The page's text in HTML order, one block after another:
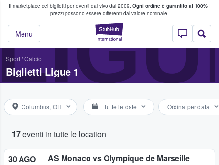
Il marketplace dei biglietti per eventi dal vivo dal 2009. Ogni ordine è garantito al 100%I
prezzi possono essere differenti dal valore nominale.
StubHub - Dove
Menu
fan comprano e vendono biglietti
Sport/Calcio
Biglietti Ligue 1
Columbus, OH Tutte le date Ordina per data
17eventi in tutte le location
30 AGO AS Monaco vs Olympique de Marseille